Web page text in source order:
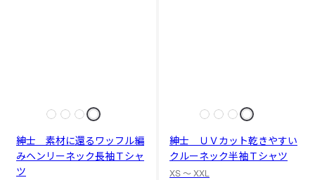
紳士 素材に還るワッフル編
みヘンリーネック長袖Ｔシャ
ツ
紳士 ＵＶカット乾きやすい
クルーネック半袖Ｔシャツ
XS 〜 XXL